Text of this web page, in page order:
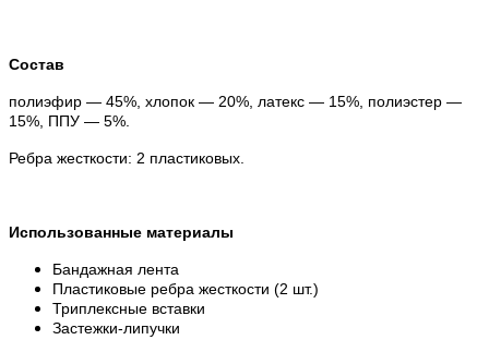
Состав
полиэфир — 45%, хлопок — 20%, латекс — 15%, полиэстер —
15%, ППУ — 5%.
Ребра жесткости: 2 пластиковых.
Использованные материалы
Бандажная лента
Пластиковые ребра жесткости (2 шт.)
Триплексные вставки
Застежки-липучки